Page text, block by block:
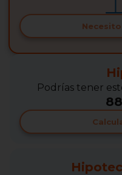
Podrías tener